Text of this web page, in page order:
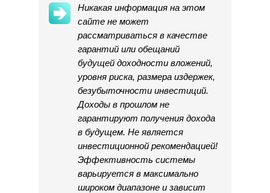
Никакая информация на этом
сайте не может
рассматриваться в качестве
гарантий или обещаний
будущей доходности вложений,
уровня риска, размера издержек,
безубыточности инвестиций.
Доходы в прошлом не
гарантируют получения дохода
в будущем. Не является
инвестиционной рекомендацией!
Эффективность системы
варьируется в максимально
широком диапазоне и зависит